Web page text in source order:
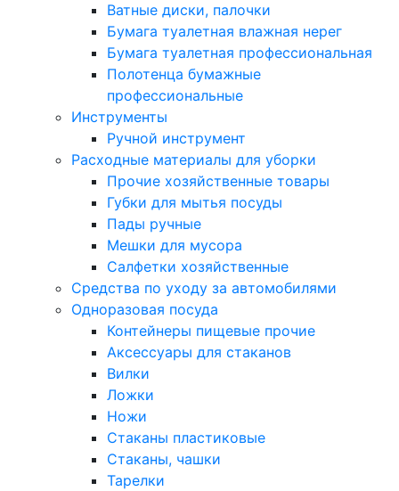
Ватные диски, палочки
Бумага туалетная влажная нерег
Бумага туалетная профессиональная
Полотенца бумажные
профессиональные
Инструменты
Ручной инструмент
Расходные материалы для уборки
Прочие хозяйственные товары
Губки для мытья посуды
Пады ручные
Мешки для мусора
Салфетки хозяйственные
Средства по уходу за автомобилями
Одноразовая посуда
Контейнеры пищевые прочие
Аксессуары для стаканов
Вилки
Ложки
Ножи
Стаканы пластиковые
Стаканы, чашки
Тарелки